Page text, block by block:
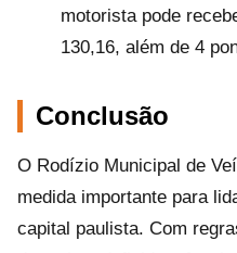
motorista pode
130,16, além de 4
Conclusão
O Rodízio Municipal de
medida importante para
capital paulista. Com